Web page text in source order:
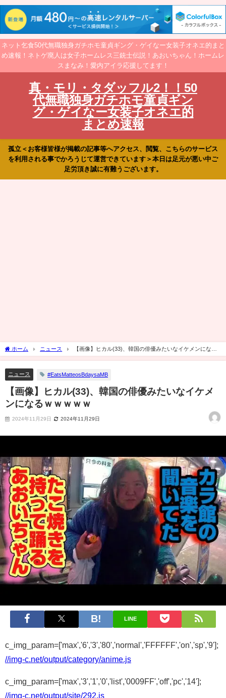
ネット乞食50代無職独身ガチホモ童貞ギング・ゲイなー女装子オネエ的まと
め速報！ネトゲ廃人は女子ホームレス三銃士伝説！あおいちゃん！ホームレ
スまなみ！愛内アイラ応援してます！
真・モリ・タダッフル2！！50
代無職独身ガチホモ童貞ギン
グ・ゲイなー女装子オネエ的
まとめ速報
孤立＜お客様皆様が掲載の記事等へアクセス、閲覧、こちらのサービス
を利用される事でかろうじて運営できています＞本日は足元が悪い中ご
足労頂き誠に有難うございます。
ホーム ニュース
【画像】ヒカル(33)、韓国の俳優みたいなイケメンになる
ｗｗｗｗｗ
ニュース #EatsMatteosBdaysaMB
【画像】ヒカル(33)、韓国の俳優みたいなイケメ
ンになるｗｗｗｗｗ
2024年11月29日 2024年11月29日
LINE
c_img_param=['max','6','3','80','normal','FFFFFF','on','sp','9'];
//img-c.net/output/category/anime.js
c_img_param=['max','3','1','0','list','0009FF','off','pc','14'];
//img-c.net/output/site/292.js